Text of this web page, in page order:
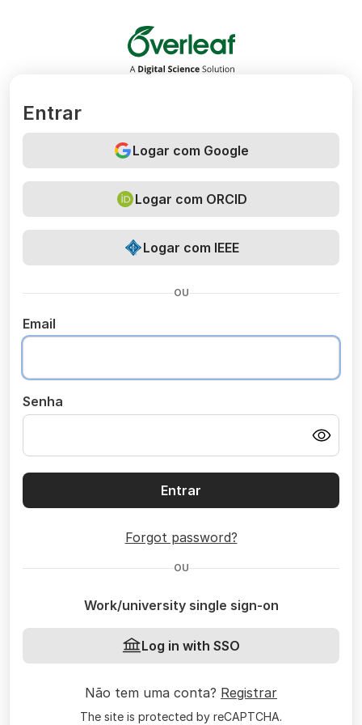
Overleaf
Entrar
Logar com Google
Logar com ORCID
Logar com IEEE
OU
Email
Senha
Entrar
Forgot password?
OU
Work/university single sign-on
Log in with SSO
Não tem uma conta? Registrar
The site is protected by reCAPTCHA.